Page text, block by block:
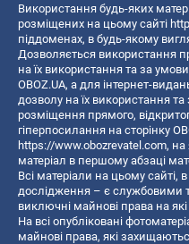
Використання будь-яких
розміщених на цьому сайті
піддоменах, в будь-якому
Дозволяється використання
на їх використання та за
OBOZ.UA, а для інтернет-
дозволу на їх використання
розміщення прямого,
гіперпосилання на сторінку
https://www.obozrevatel.com, на
матеріал в першому абзаці
Всі матеріали на цьому сайті, в
дослідження – є службовими
виключні майнові права на
На всі опубліковані
майнові права, які